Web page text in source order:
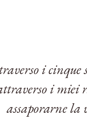
i cinque
i miei
assaporarne la